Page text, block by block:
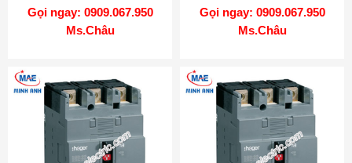
Gọi ngay: 0909.067.950
Ms.Châu
Gọi ngay: 0909.067.950
Ms.Châu